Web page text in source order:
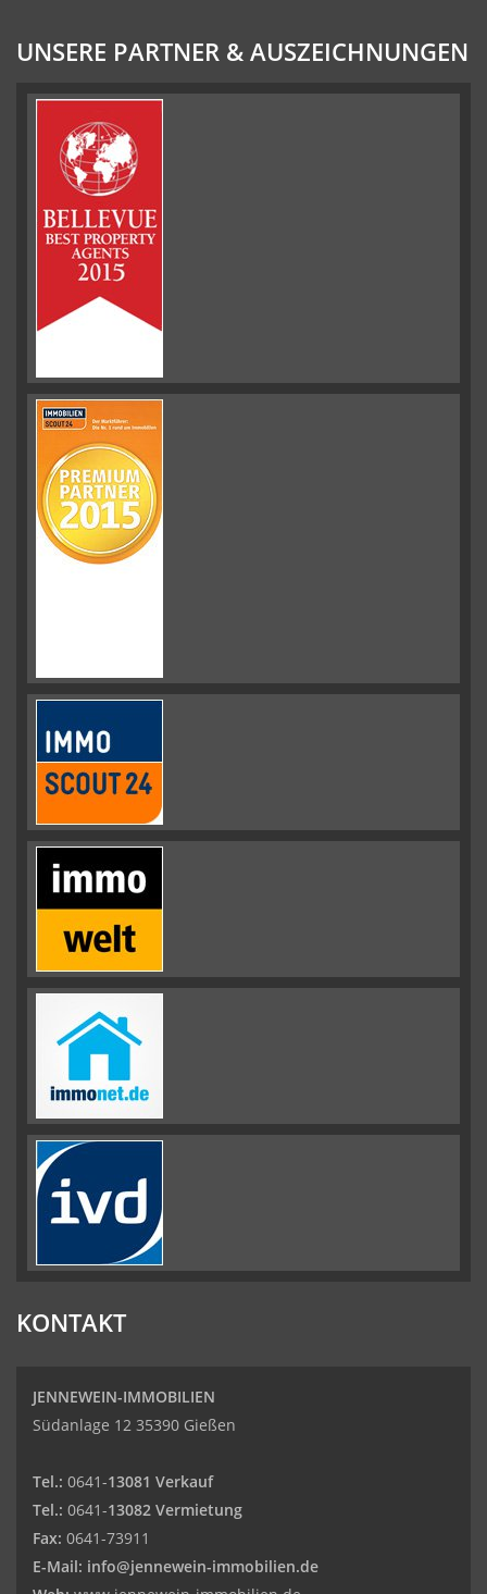
UNSERE PARTNER & AUSZEICHNUNGEN
KONTAKT
JENNEWEIN-IMMOBILIEN
Südanlage 12 35390 Gießen
Tel.: 0641-13081 Verkauf
Tel.: 0641-13082 Vermietung
Fax: 0641-73911
E-Mail: info@jennewein-immobilien.de